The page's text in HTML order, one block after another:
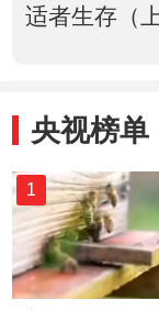
适者生存（
央视榜单
1